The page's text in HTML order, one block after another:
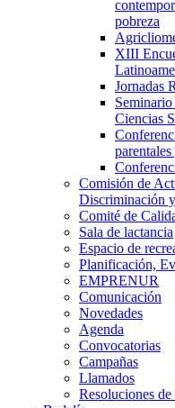
pobreza
XIII
Jornadas
Ciencias
Comisión de
Discriminación
Comité de
Sala de lactancia
Espacio de
Planificación,
EMPRENUR
Comunicación
Novedades
Agenda
Convocatorias
Campañas
Llamados
Resoluciones de